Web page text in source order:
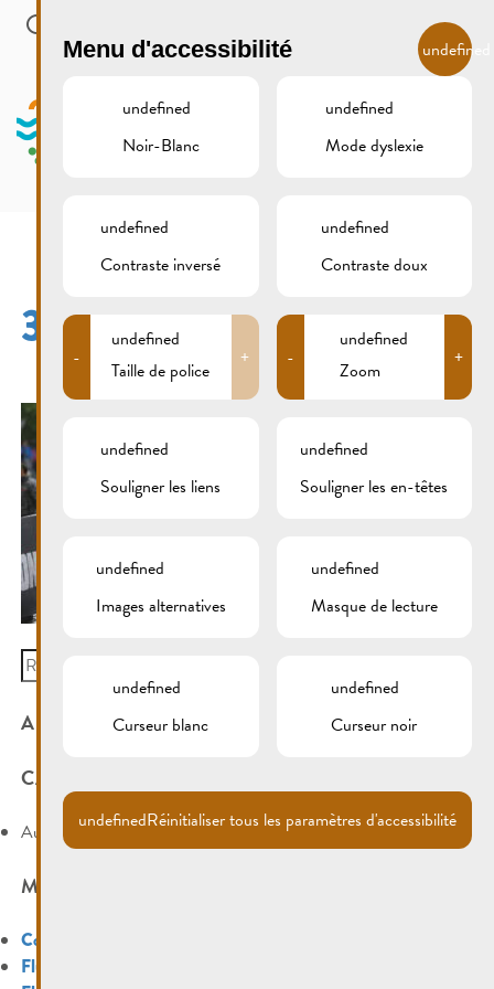
Skip to main content
MENU
309B9827
Search
for:
ARCHIVES
CATÉGORIES
Aucune catégorie
MÉTA
Connexion
Flux des publications
Menu d'accessibilité undefined
undefined
Noir-Blanc
undefined
Mode dyslexie
undefined
Contraste inversé
undefined
Contraste doux
-
undefined
Taille de police
+ -
undefined
Zoom
+
undefined
Souligner les liens
undefined
Souligner les en-têtes
undefined
Images alternatives
undefined
Masque de lecture
undefined
Curseur blanc
undefined
Curseur noir
undefinedRéinitialiser tous les paramètres d'accessibilité